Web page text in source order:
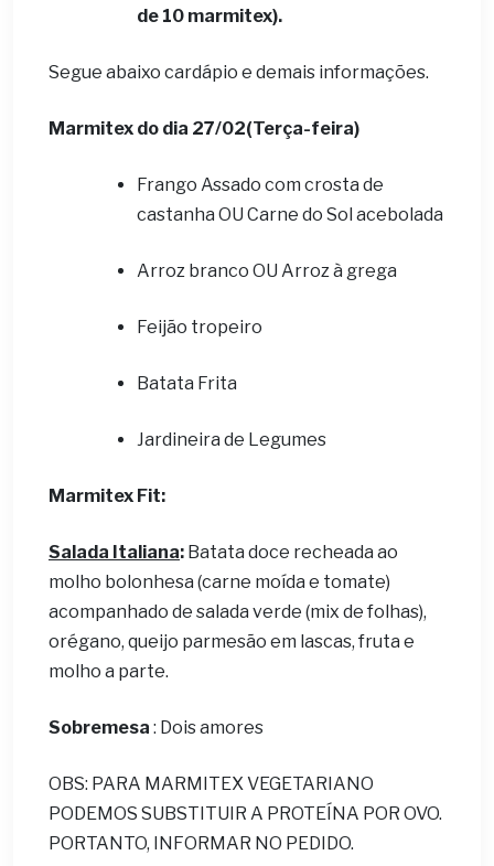
de 10 marmitex).
Segue abaixo cardápio e demais informações.
Marmitex do dia 27/02(Terça-feira)
Frango Assado com crosta de
castanha OU Carne do Sol acebolada
Arroz branco OU Arroz à grega
Feijão tropeiro
Batata Frita
Jardineira de Legumes
Marmitex Fit:
Salada Italiana: Batata doce recheada ao
molho bolonhesa (carne moída e tomate)
acompanhado de salada verde (mix de folhas),
orégano, queijo parmesão em lascas, fruta e
molho a parte.
Sobremesa : Dois amores
OBS: PARA MARMITEX VEGETARIANO
PODEMOS SUBSTITUIR A PROTEÍNA POR OVO.
PORTANTO, INFORMAR NO PEDIDO.